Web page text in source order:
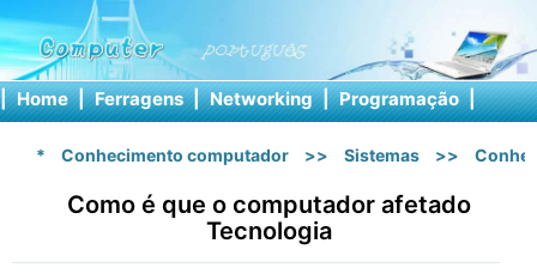
| Home | Ferragens | Networking | Programação |
* Conhecimento computador >> Sistemas >>
Como é que o computador afetado
Tecnologia